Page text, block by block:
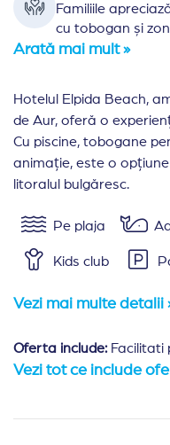
Hotelul Elpida Beach,
de Aur, oferă o
Cu piscine, tobogane
animație, este o
litoralul bulgăresc.
Pe plaja
Kids club
Vezi mai multe detalii
Oferta include:Facilitati
Vezi tot ce include
Familiile
cu tobogan și
Arată mai mult »